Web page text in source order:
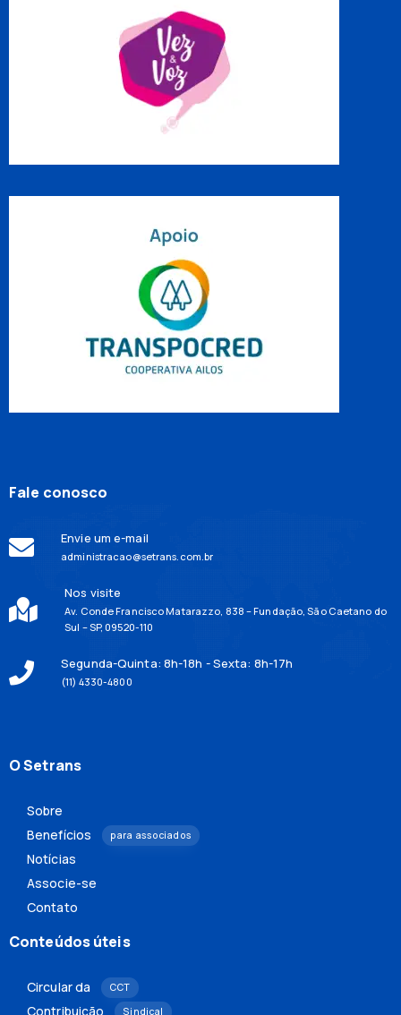
Fale conosco
Envie um e-mail
administracao@setrans.com.br
Nos visite
Av. Conde Francisco Matarazzo, 838 – Fundação, São Caetano do
Sul – SP, 09520-110
Segunda-Quinta: 8h-18h - Sexta: 8h-17h
(11) 4330-4800
O Setrans
Sobre
Benefícios
para associados
Notícias
Associe-se
Contato
Conteúdos úteis
Circular da CCT
Contribuição Sindical